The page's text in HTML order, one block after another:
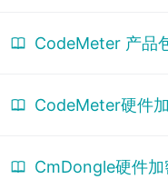
CodeMeter 产品
CodeMeter硬件
CmDongle硬件加